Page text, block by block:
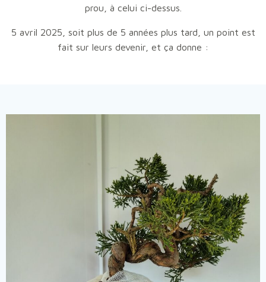
prou, à celui ci-dessus.
5 avril 2025, soit plus de 5 années plus tard, un point est
fait sur leurs devenir, et ça donne :